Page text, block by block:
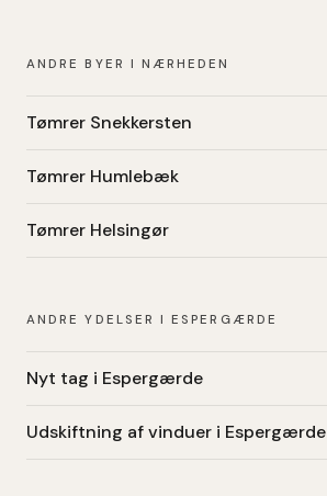
ANDRE BYER I NÆRHEDEN
Tømrer Snekkersten
Tømrer Humlebæk
Tømrer Helsingør
ANDRE YDELSER I ESPERGÆRDE
Nyt tag i Espergærde
Udskiftning af vinduer i Espergærde